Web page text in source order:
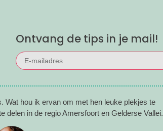
Ontvang de tips in je mail!
Wat hou ik ervan om met hen leuke plekjes te
delen in de regio Amersfoort en Gelderse Vallei.